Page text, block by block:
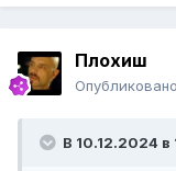
Плохиш
Опубликовано
В 10.12.2024 в